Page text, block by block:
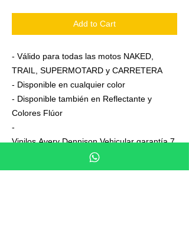
Add to Cart
- Válido para todas las motos NAKED,
TRAIL, SUPERMOTARD y CARRETERA
- Disponible en cualquier color
- Disponible también en Reflectante y
Colores Flúor
-
Vinilos Avery Dennison Vehicular garantía 7
- Junto a su pedido se adjuntan unas